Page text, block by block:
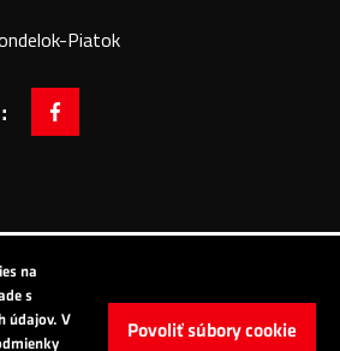
na
s
údajov. V
Povoliť súbory cookie
Piatok
facebook
Reserved: KROSS S.A.